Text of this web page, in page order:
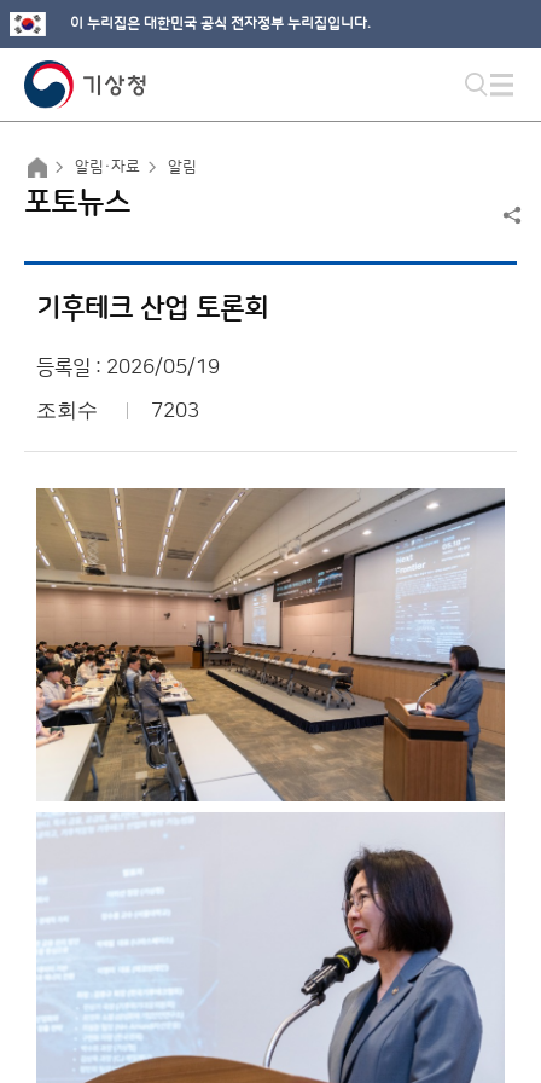
이 누리집은 대한민국 공식 전자정부 누리집입니다.
알림·자료 알림
포토뉴스
기후테크 산업 토론회
등록일 : 2026/05/19
조회수 7203